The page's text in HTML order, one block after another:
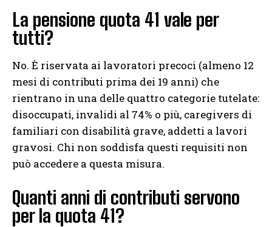
La pensione quota 41 vale per
tutti?
No. È riservata ai lavoratori precoci (almeno 12
mesi di contributi prima dei 19 anni) che
rientrano in una delle quattro categorie tutelate:
disoccupati, invalidi al 74% o più, caregivers di
familiari con disabilità grave, addetti a lavori
gravosi. Chi non soddisfa questi requisiti non
può accedere a questa misura.
Quanti anni di contributi servono
per la quota 41?